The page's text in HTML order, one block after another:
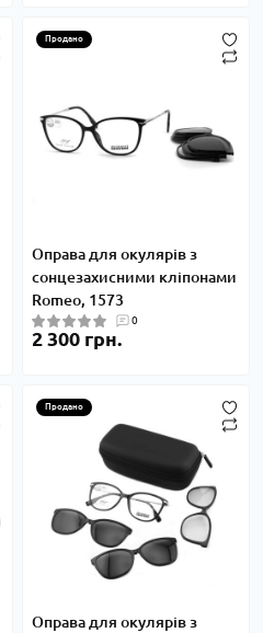
Продано
Оправа для окулярів з
сонцезахисними кліпонами
Romeo, 1573
0
2 300 грн.
Продано
Оправа для окулярів з